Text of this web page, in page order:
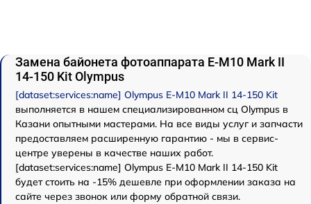
Замена байонета фотоаппарата E‑M10 Mark II
14-150 Kit Olympus
[dataset:services:name] Olympus E‑M10 Mark II 14-150 Kit
выполняется в нашем специализированном сц Olympus в
Казани опытными мастерами. На все виды услуг и запчасти
предоставляем расширенную гарантию - мы в сервис-
центре уверены в качестве наших работ.
[dataset:services:name] Olympus E‑M10 Mark II 14-150 Kit
будет стоить на -15% дешевле при оформлении заказа на
сайте через звонок или форму обратной связи.